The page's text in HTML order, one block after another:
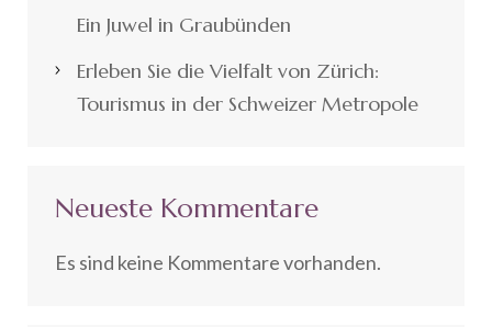
Ein Juwel in Graubünden
Erleben Sie die Vielfalt von Zürich:
Tourismus in der Schweizer Metropole
Neueste Kommentare
Es sind keine Kommentare vorhanden.